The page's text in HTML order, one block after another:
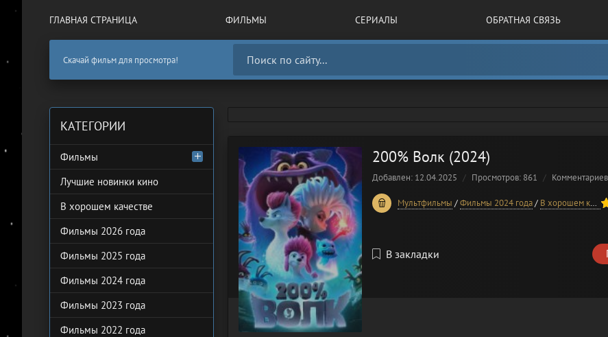
ГЛАВНАЯ СТРАНИЦА ФИЛЬМЫ СЕРИАЛЫ ОБРАТНАЯ СВЯЗЬ
Скачай фильм для просмотра!
200% Волк (2024)
Добавлен: 12.04.2025 Просмотров: 861
Мультфильмы /Фильмы 2024 года/ В хорошем качестве
60 1 2 3 4 5
В закладки
КАТЕГОРИИ
Фильмы
Лучшие новинки кино
В хорошем качестве
Фильмы 2026 года
Фильмы 2025 года
Фильмы 2024 года
Фильмы 2023 года
Фильмы 2022 года